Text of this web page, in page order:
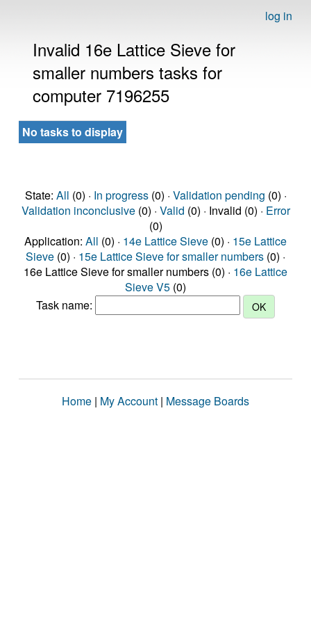
log in
Invalid 16e Lattice Sieve for
smaller numbers tasks for
computer 7196255
No tasks to display
State: All (0) · In progress(0) · Validation pending (0) ·
Validation inconclusive(0) · Valid (0) · Invalid (0) · Error
(0)
Application: All (0) · 14e Lattice Sieve (0) · 15e Lattice
Sieve (0) · 15e Lattice Sieve for smaller numbers (0) ·
16e Lattice Sieve for smaller numbers (0) · 16e Lattice
Sieve V5 (0)
Task name:
Home | My Account | Message Boards